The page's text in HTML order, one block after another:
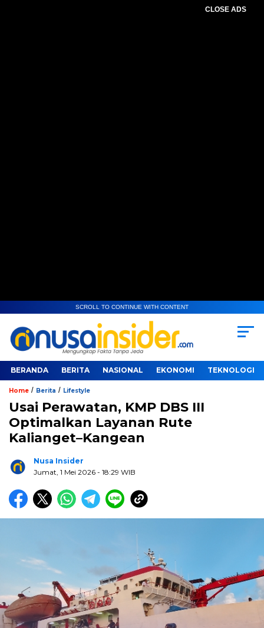
CLOSE ADS
SCROLL TO CONTINUE WITH CONTENT
BERANDA BERITA NASIONAL EKONOMI TEKNOLOGI
Home / Berita / Lifestyle
Usai Perawatan, KMP DBS III
Optimalkan Layanan Rute
Kalianget–Kangean
Nusa Insider
Jumat, 1 Mei 2026 - 18:29 WIB